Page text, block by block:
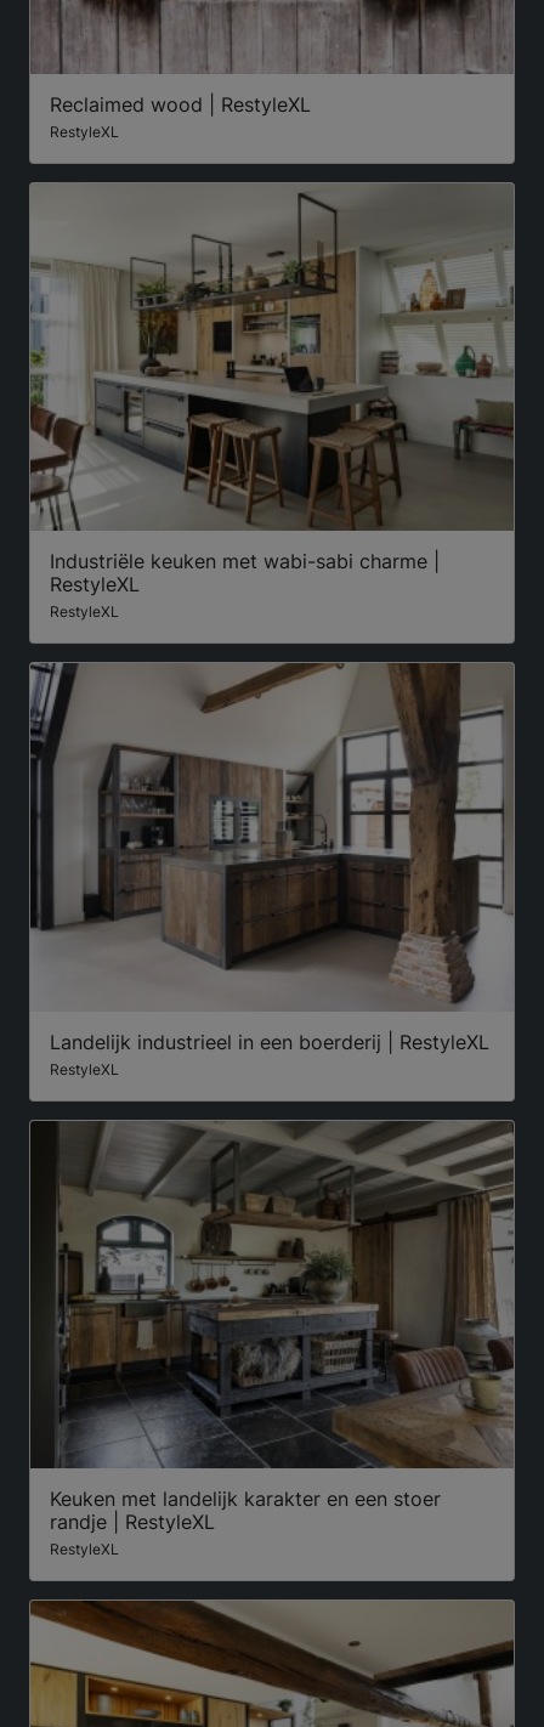
Reclaimed wood | RestyleXL
RestyleXL
Industriële keuken met wabi-sabi charme |
RestyleXL
RestyleXL
Landelijk industrieel in een boerderij | RestyleXL
RestyleXL
Keuken met landelijk karakter en een stoer
randje | RestyleXL
RestyleXL